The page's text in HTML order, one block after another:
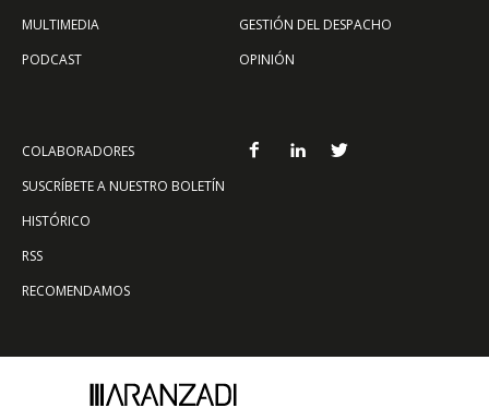
MULTIMEDIA
PODCAST
GESTIÓN DEL DESPACHO
OPINIÓN
COLABORADORES
SUSCRÍBETE A NUESTRO BOLETÍN
HISTÓRICO
RSS
RECOMENDAMOS